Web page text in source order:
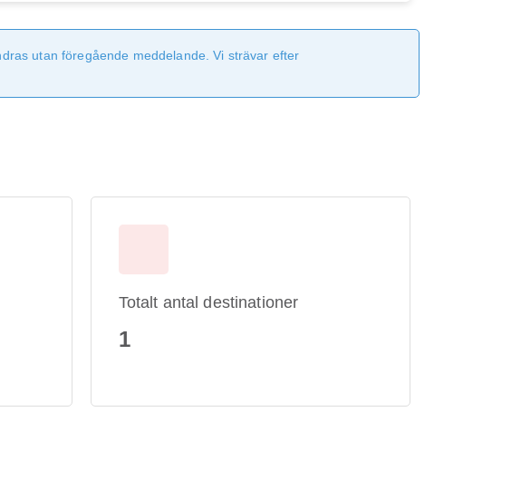
utan föregående meddelande. Vi strävar efter
Totalt antal destinationer
1